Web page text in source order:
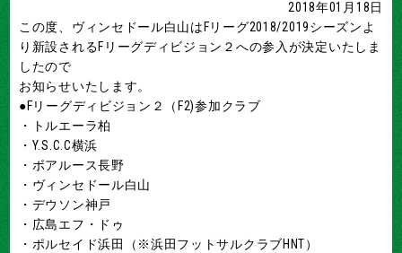
2018年01月18日
この度、ヴィンセドール白山はFリーグ2018/2019シーズンよ
り新設されるFリーグディビジョン２への参入が決定いたしま
したので
お知らせいたします。
●Fリーグディビジョン２（F2)参加クラブ
・トルエーラ柏
・Y.S.C.C横浜
・ボアルース長野
・ヴィンセドール白山
・デウソン神戸
・広島エフ・ドゥ
・ポルセイド浜田（※浜田フットサルクラブHNT）